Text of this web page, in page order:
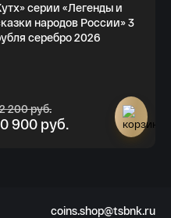
серии «Легенды и
народов России» 3
серебро 2026
900 руб.
200 руб.
coins.shop@tsbnk.ru